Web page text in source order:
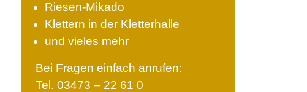
Riesen-Mikado
Klettern in der Kletterhalle
und vieles mehr
Bei Fragen einfach anrufen:
Tel. 03473 – 22 61 0